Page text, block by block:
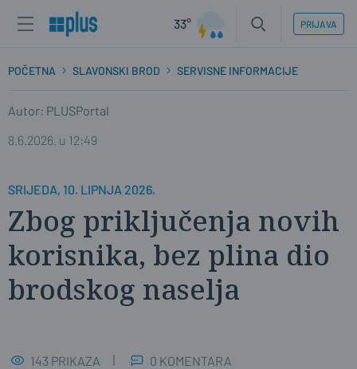
33° PRIJAVA
POČETNA SLAVONSKI BROD SERVISNE INFORMACIJE
Autor: PLUSPortal
8.6.2026. u 12:49
SRIJEDA, 10. LIPNJA 2026.
Zbog priključenja novih
korisnika, bez plina dio
brodskog naselja
143 PRIKAZA 0 KOMENTARA